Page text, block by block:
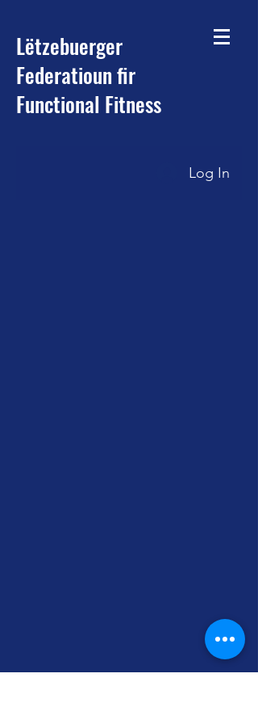
Lëtzebuerger
Federatioun fir
Functional Fitness
Log In